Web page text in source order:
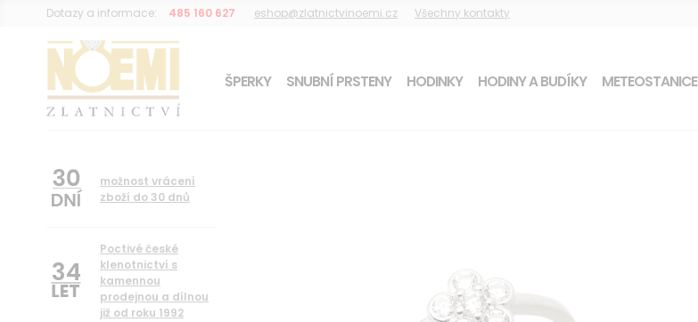
Dotazy a informace: 485 160 627 eshop@zlatnictvinoemi.cz Všechny kontakty
ŠPERKY SNUBNÍ PRSTENY HODINKY HODINY A BUDÍKY METEOSTANICE
možnost vrácení
zboží do 30 dnů
34
Poctivé české
klenotnictví s
kamennou
prodejnou a dílnou
již od roku 1992